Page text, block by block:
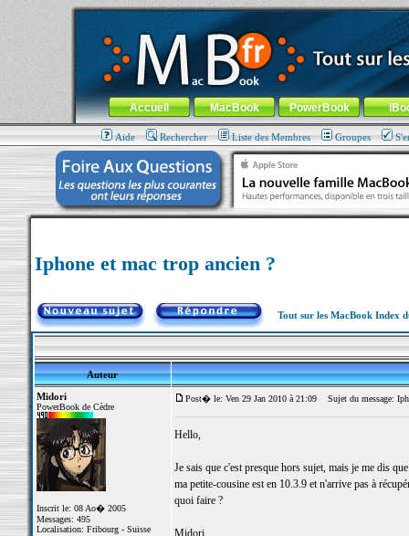
MacBook-fr.com : 100% Apple... 100% nomade !
Aller au contenu-Aller au menu général-Aller au menu de
Menu général
Accueil MacBook PowerBook
Aide Rechercher Liste des Membres Groupes
Iphone et mac trop ancien ?
Tout sur les MacBook Index
Auteur
Midori
PowerBook de Cèdre
Inscrit le: 08 Ao� 2005
Messages: 495
Localisation: Fribourg - Suisse
Post� le: Ven 29 Jan 2010 à 21:09 Sujet du message:
Hello,
Je sais que c'est presque hors sujet, mais je me dis
ma petite-cousine est en 10.3.9 et n'arrive pas à
quoi faire ?
Midori